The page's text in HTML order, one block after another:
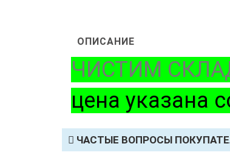
ОПИСАНИЕ
ЧИСТИМ
цена указана
ЧАСТЫЕ ВОПРОСЫ